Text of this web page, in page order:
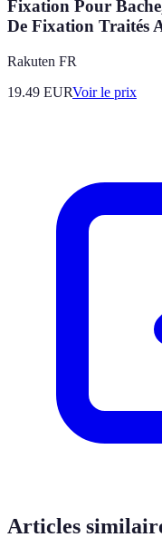
Fixation Pour
De Fixation Traités
Rakuten FR
19.49 EURVoir le prix
Articles